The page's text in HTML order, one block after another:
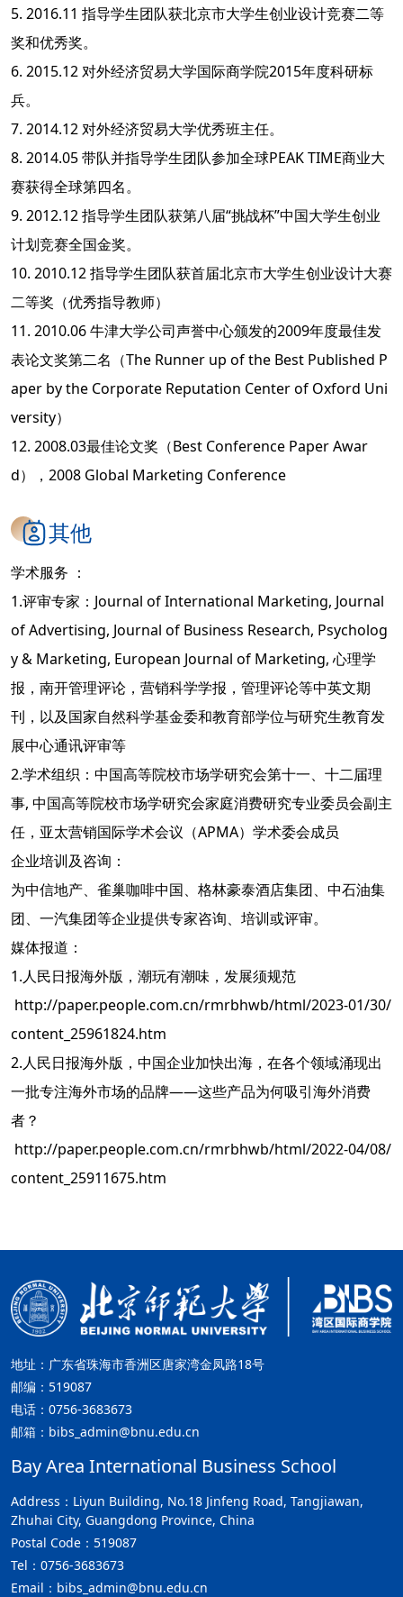
5. 2016.11 指导学生团队获北京市大学生创业设计竞赛二等
奖和优秀奖。
6. 2015.12 对外经济贸易大学国际商学院2015年度科研标
兵。
7. 2014.12 对外经济贸易大学优秀班主任。
8. 2014.05 带队并指导学生团队参加全球PEAK TIME商业大
赛获得全球第四名。
9. 2012.12 指导学生团队获第八届“挑战杯”中国大学生创业
计划竞赛全国金奖。
10. 2010.12 指导学生团队获首届北京市大学生创业设计大赛
二等奖（优秀指导教师）
11. 2010.06 牛津大学公司声誉中心颁发的2009年度最佳发
表论文奖第二名（The Runner up of the Best Published P
aper by the Corporate Reputation Center of Oxford Uni
versity）
12. 2008.03最佳论文奖（Best Conference Paper Awar
d），2008 Global Marketing Conference
其他
学术服务 ：
1.评审专家：Journal of International Marketing, Journal
of Advertising, Journal of Business Research, Psycholog
y & Marketing, European Journal of Marketing, 心理学
报，南开管理评论，营销科学学报，管理评论等中英文期
刊，以及国家自然科学基金委和教育部学位与研究生教育发
展中心通讯评审等
2.学术组织：中国高等院校市场学研究会第十一、十二届理
事, 中国高等院校市场学研究会家庭消费研究专业委员会副主
任，亚太营销国际学术会议（APMA）学术委会成员
企业培训及咨询：
为中信地产、雀巢咖啡中国、格林豪泰酒店集团、中石油集
团、一汽集团等企业提供专家咨询、培训或评审。
媒体报道：
1.人民日报海外版，潮玩有潮味，发展须规范
http://paper.people.com.cn/rmrbhwb/html/2023-01/30/
content_25961824.htm
2.人民日报海外版，中国企业加快出海，在各个领域涌现出
一批专注海外市场的品牌——这些产品为何吸引海外消费
者？
http://paper.people.com.cn/rmrbhwb/html/2022-04/08/
content_25911675.htm
地址：广东省珠海市香洲区唐家湾金凤路18号
邮编：519087
电话：0756-3683673
邮箱：bibs_admin@bnu.edu.cn
Bay Area International Business School
Address：Liyun Building, No.18 Jinfeng Road, Tangjiawan,
Zhuhai City, Guangdong Province, China
Postal Code：519087
Tel：0756-3683673
Email：bibs_admin@bnu.edu.cn